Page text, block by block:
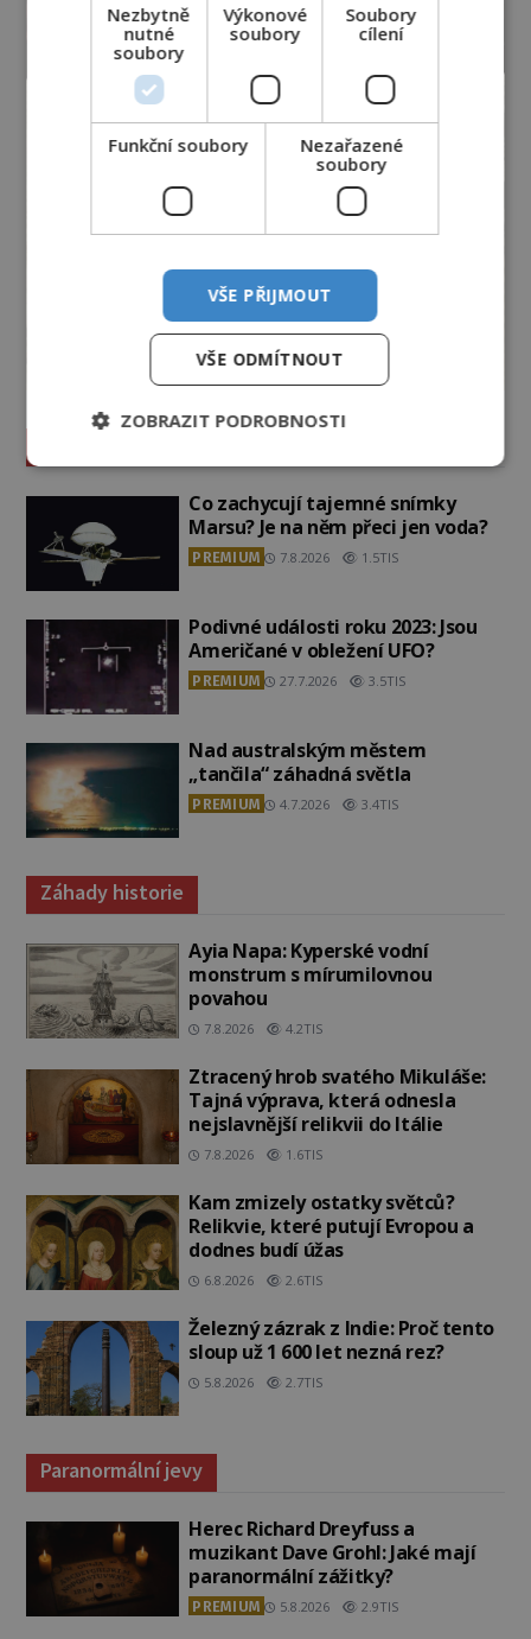
Co zachycují tajemné snímky
Marsu? Je na něm přeci jen voda?
PREMIUM 7.8.2026 1.5TIS
Podivné události roku 2023: Jsou
Američané v obležení UFO?
PREMIUM 27.7.2026 3.5TIS
Nad australským městem
„tančila“ záhadná světla
PREMIUM 4.7.2026 3.4TIS
Záhady historie
Ayia Napa: Kyperské vodní
monstrum s mírumilovnou
povahou
7.8.2026 4.2TIS
Ztracený hrob svatého Mikuláše:
Tajná výprava, která odnesla
nejslavnější relikvii do Itálie
7.8.2026 1.6TIS
Kam zmizely ostatky světců?
Relikvie, které putují Evropou a
dodnes budí úžas
6.8.2026 2.6TIS
Železný zázrak z Indie: Proč tento
sloup už 1 600 let nezná rez?
5.8.2026 2.7TIS
Paranormální jevy
Herec Richard Dreyfuss a
muzikant Dave Grohl: Jaké mají
paranormální zážitky?
PREMIUM 5.8.2026 2.9TIS
Nezbytně
nutné
soubory
Výkonové
soubory
Soubory
cílení
Funkční soubory
Nezařazené
soubory
VŠE PŘIJMOUT
VŠE ODMÍTNOUT
ZOBRAZIT PODROBNOSTI